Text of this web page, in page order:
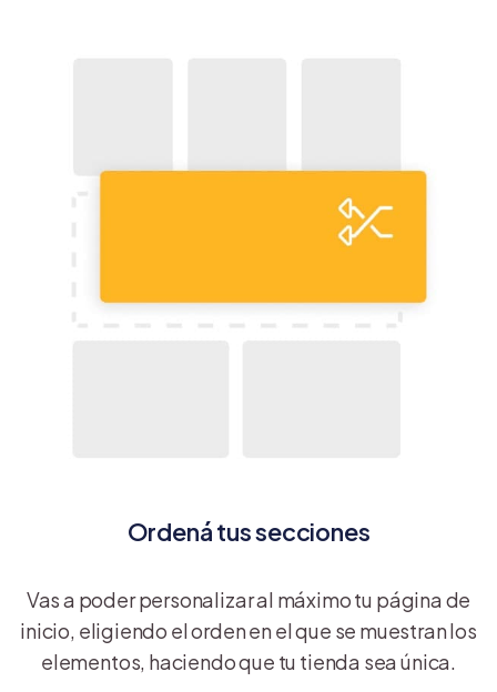
Ordená tus secciones
Vas a poder personalizar al máximo tu página de
inicio, eligiendo el orden en el que se muestran los
elementos, haciendo que tu tienda sea única.